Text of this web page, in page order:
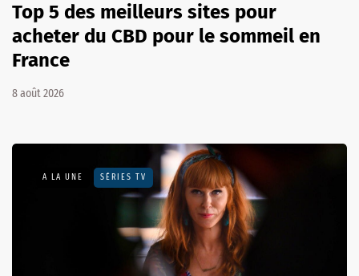
Top 5 des meilleurs sites pour
acheter du CBD pour le sommeil en
France
8 août 2026
A LA UNE SÉRIES TV